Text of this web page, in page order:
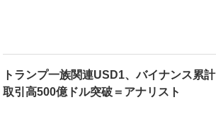
トランプ一族関連USD1、バイナンス累計
取引高500億ドル突破＝アナリスト